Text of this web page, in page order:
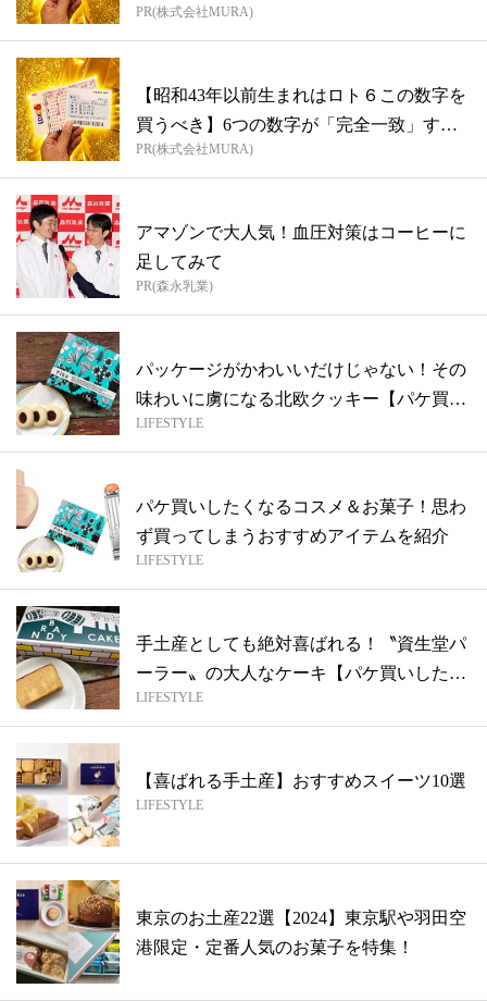
PR(株式会社MURA)
【昭和43年以前生まれはロト６この数字を
買うべき】6つの数字が「完全一致」する
方...
PR(株式会社MURA)
アマゾンで大人気！血圧対策はコーヒーに
足してみて
PR(森永乳業)
パッケージがかわいいだけじゃない！その
味わいに虜になる北欧クッキー【パケ買い
した...
LIFESTYLE
パケ買いしたくなるコスメ＆お菓子！思わ
ず買ってしまうおすすめアイテムを紹介
LIFESTYLE
手土産としても絶対喜ばれる！〝資生堂パ
ーラー〟の大人なケーキ【パケ買いしたい
お菓...
LIFESTYLE
【喜ばれる手土産】おすすめスイーツ10選
LIFESTYLE
東京のお土産22選【2024】東京駅や羽田空
港限定・定番人気のお菓子を特集！